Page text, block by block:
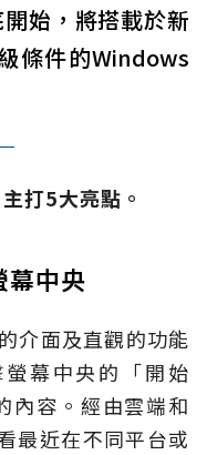
始，將搭載於新
條件的Windows
打5大亮點。
幕中央
介面及直觀的功能
幕中央的「開始
內容。經由雲端和
最近在不同平台或